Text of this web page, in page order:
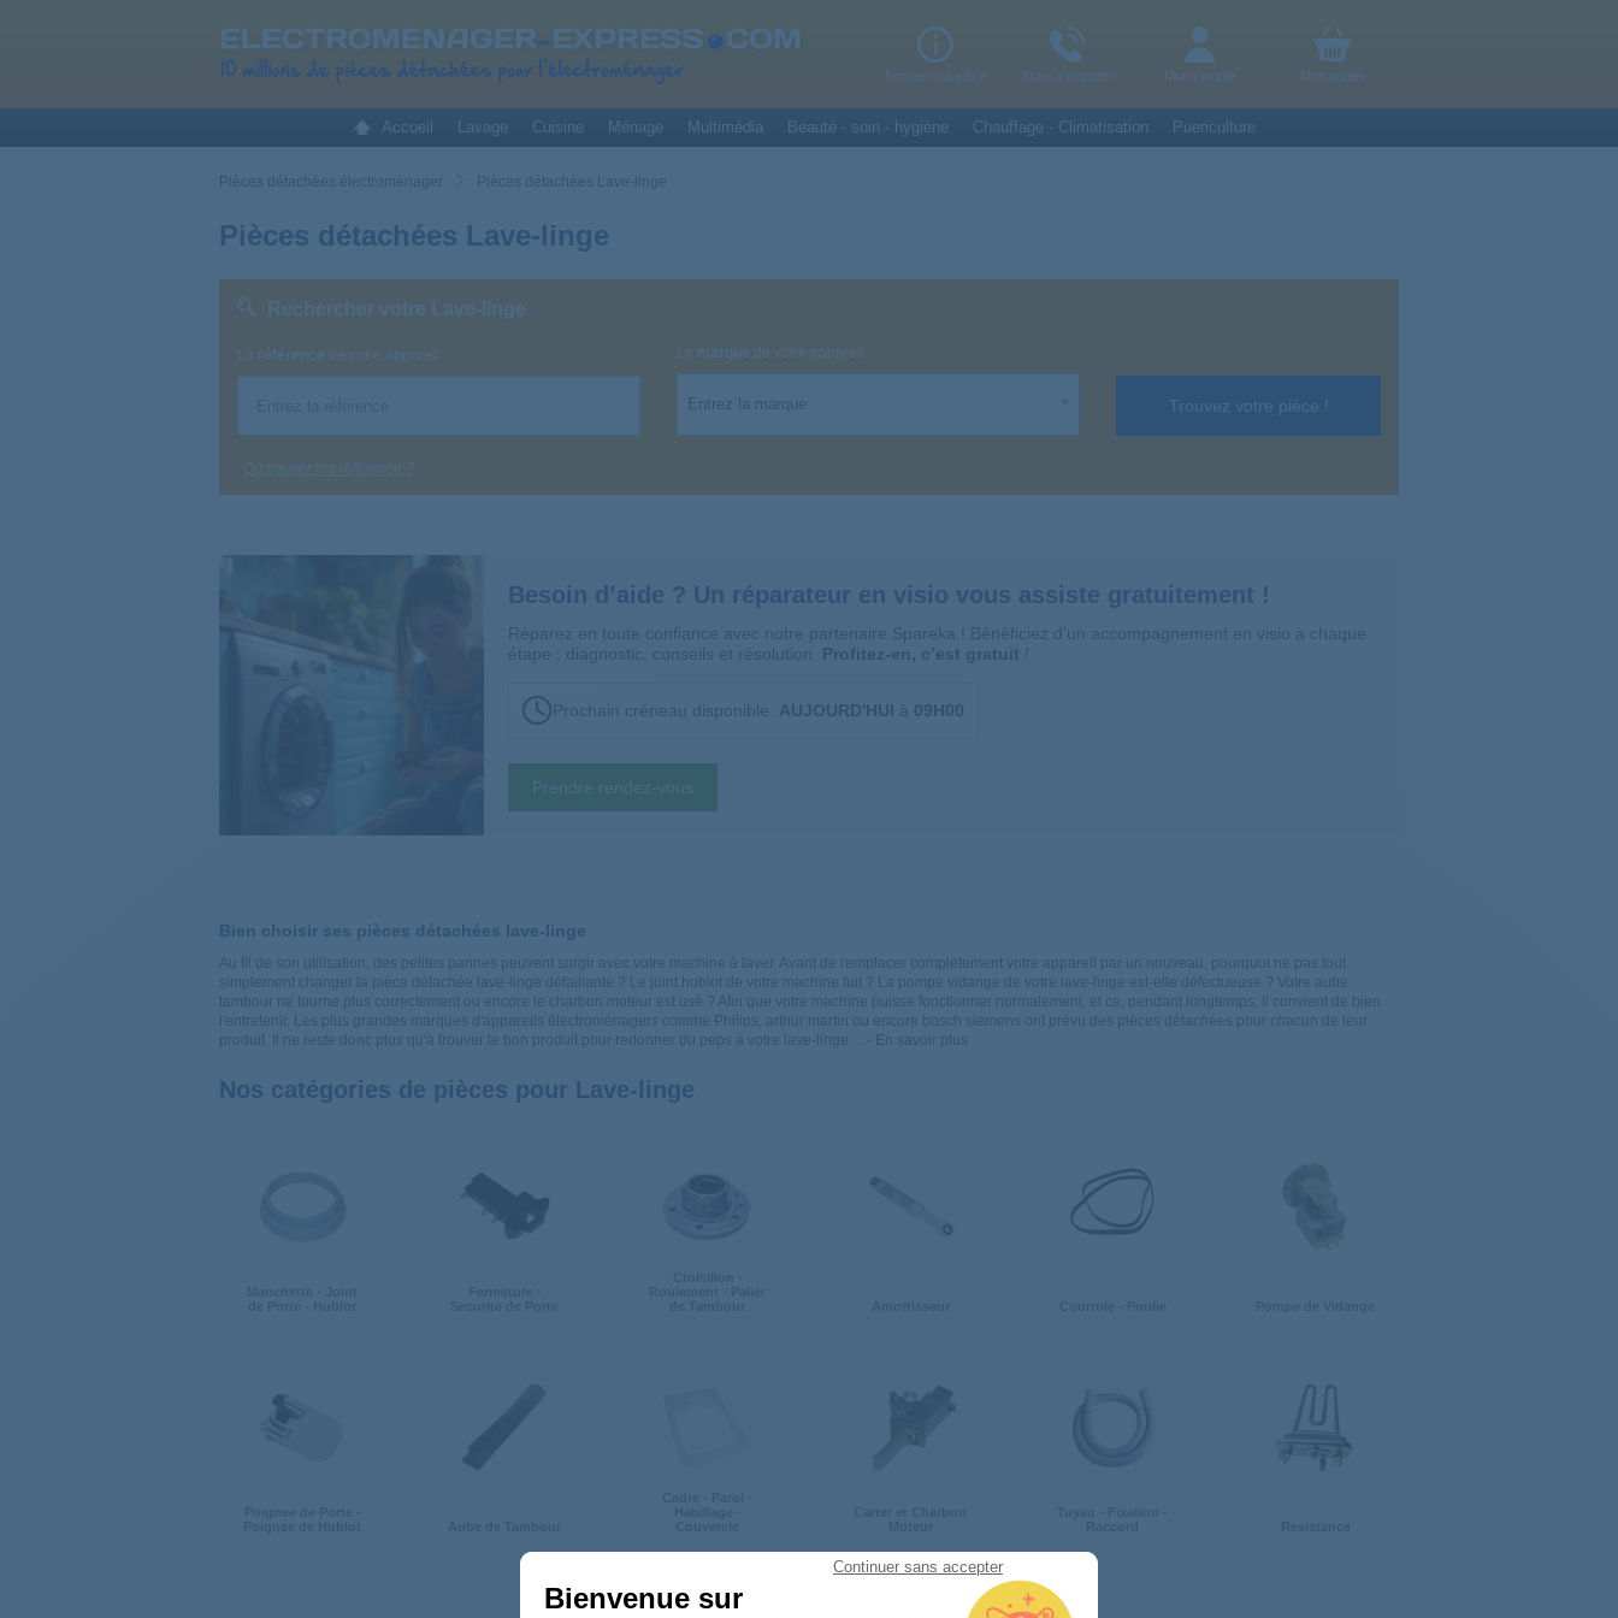
Continuer sans accepter
Bienvenue sur
Trouver ma pièce Nous contacter Mon compte Mon panier
Accueil Lavage Cuisine Ménage Multimédia Beauté - soin - hygiène Chauffage - Climatisation Puericulture
Pièces détachées électroménager Pièces détachées Lave-linge
Pièces détachées Lave-linge
Rechercher votre Lave-linge
La référence de votre appareil La marque de votre appareil
Entrez la marque Trouvez votre pièce !
Où trouver ma référence ?
Besoin d’aide ? Un réparateur en visio vous assiste gratuitement !
Réparez en toute confiance avec notre partenaire Spareka ! Bénéficiez d’un accompagnement en visio à chaque
étape : diagnostic, conseils et résolution. Profitez-en, c’est gratuit
Prochain créneau disponible : AUJOURD'HUI à 09H00
Prendre rendez-vous
Bien choisir ses pièces détachées lave-linge
Au fil de son utilisation, des petites pannes peuvent surgir avec votre machine à laver. Avant de remplacer complètement votre appareil par un nouveau, pourquoi ne pas tout
simplement changer la pièce détachée lave-linge défaillante ? Le joint hublot de votre machine fuit ? La pompe vidange de votre lave-linge est-elle défectueuse ? Votre aube
tambour ne tourne plus correctement ou encore le charbon moteur est usé ?
Afin que votre machine puisse fonctionner normalement, et ce, pendant longtemps, il convient de bien
l'entretenir. Les plus grandes marques d'appareils électroménagers comme Philips, arthur martin ou encore bosch siemens ont prévu des pièces détachées pour chacun de leur
produit. Il ne reste donc plus qu'à trouver le bon produit pour redonner du peps à votre lave-linge ... - En savoir plus
Nos catégories de pièces pour Lave-linge